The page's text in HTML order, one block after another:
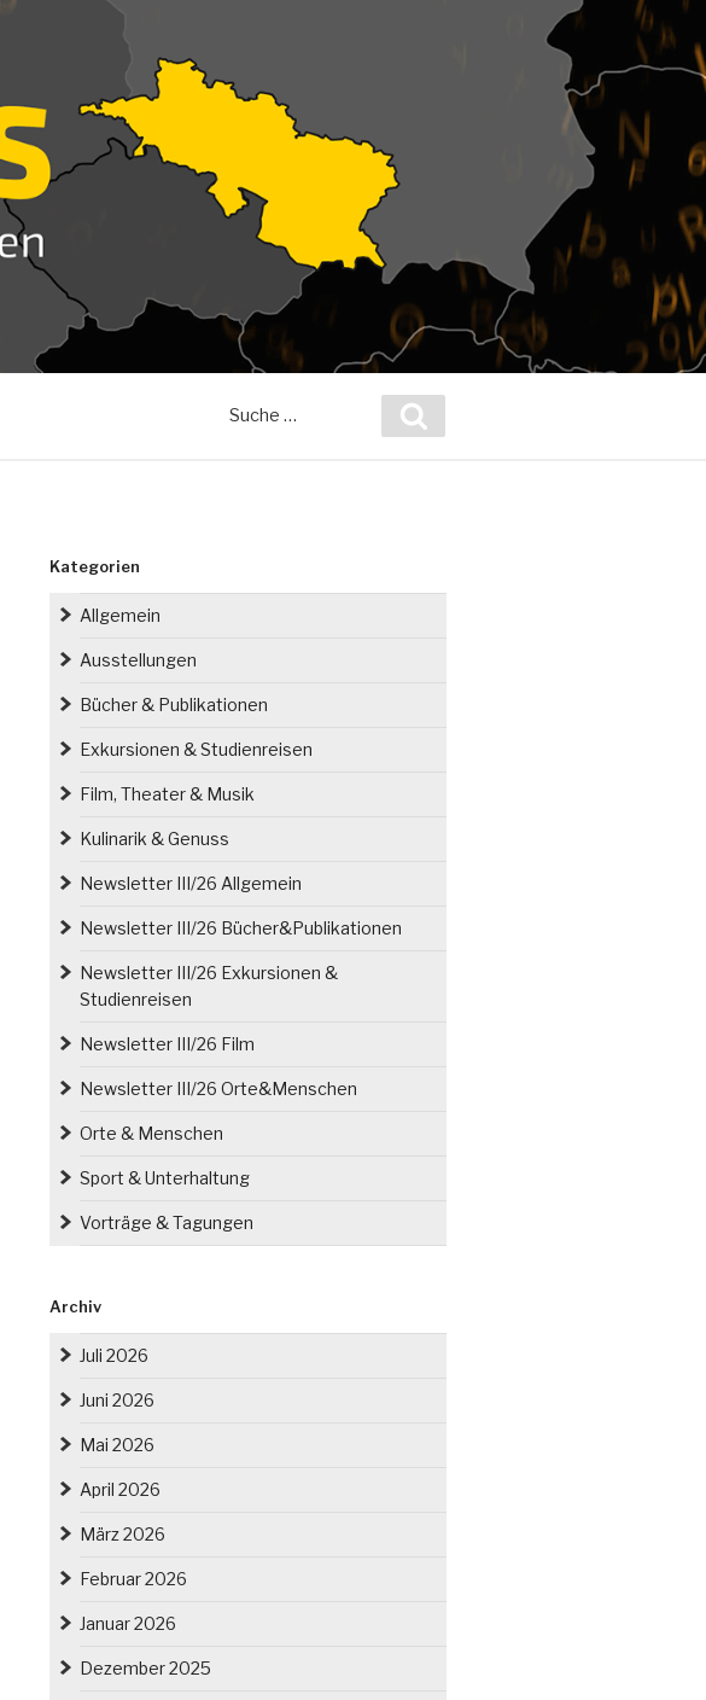
nach:
Kategorien
Allgemein
Ausstellungen
Bücher & Publikationen
Exkursionen & Studienreisen
Film, Theater & Musik
Kulinarik & Genuss
Newsletter III/26 Allgemein
Newsletter III/26 Bücher&Publikationen
Newsletter III/26 Exkursionen &
Studienreisen
Newsletter III/26 Film
Newsletter III/26 Orte&Menschen
Orte & Menschen
Sport & Unterhaltung
Vorträge & Tagungen
Archiv
Juli 2026
Juni 2026
Mai 2026
April 2026
März 2026
Februar 2026
Januar 2026
Dezember 2025